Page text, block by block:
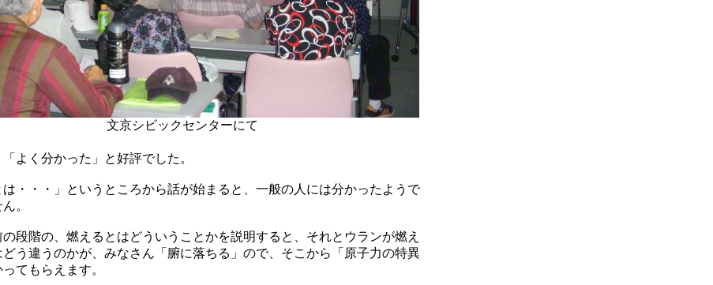
文京シビックセンターにて
よく分かった」と好評でした。
は・・・」というところから話が始まると、一般の人には分かったようで
。
の段階の、燃えるとはどういうことかを説明すると、それとウランが燃え
どう違うのかが、みなさん「腑に落ちる」ので、そこから「原子力の特異
てもらえます。